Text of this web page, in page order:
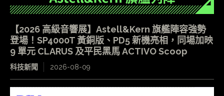
【2026 高級音響展】Astell&Kern 旗艦陣容強勢
登場！SP4000T 黃銅版、PD5 新機亮相，同場加映
9 單元 CLARUS 及平民黑馬 ACTIVO Scoop
科技新聞 2026-08-09